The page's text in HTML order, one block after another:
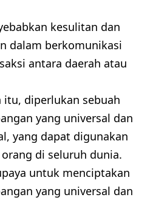
kesulitan dan
dalam berkomunikasi
antara daerah atau
itu, diperlukan sebuah
yang universal dan
yang dapat digunakan
di seluruh dunia.
untuk menciptakan
yang universal dan